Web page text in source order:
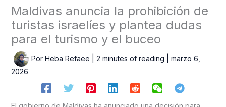
Maldivas anuncia la prohibición de
turistas israelíes y plantea dudas
para el turismo y el buceo
Por Heba Refaee 2 minutes of reading
marzo 6,
2026